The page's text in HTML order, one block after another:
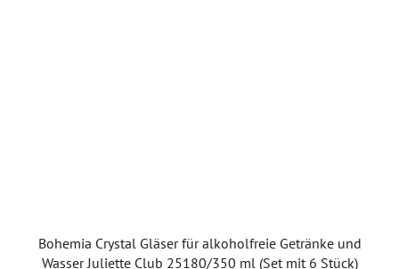
Bohemia Crystal Gläser für alkoholfreie Getränke und
Wasser Juliette Club 25180/350 ml (Set mit 6 Stück)